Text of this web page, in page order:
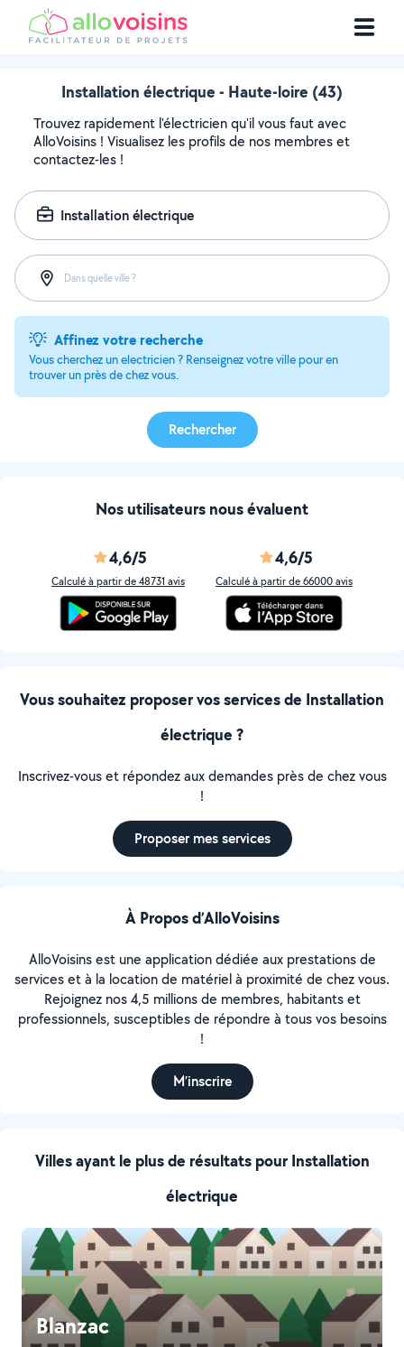
Installation électrique - Haute-loire (43)
Trouvez rapidement l'électricien qu'il vous faut avec
AlloVoisins ! Visualisez les profils de nos membres et
contactez-les !
Installation électrique
Dans quelle ville ?
Affinez votre recherche
Vous cherchez un electricien ? Renseignez votre ville pour en
trouver un près de chez vous.
Rechercher
Nos utilisateurs nous évaluent
4,6/5
Calculé à partir de 48731 avis
4,6/5
Calculé à partir de 66000 avis
Villes ayant le plus de résultats pour Installation
électrique
Blanzac
Vous souhaitez proposer vos services de Installation
électrique ?
Inscrivez-vous et répondez aux demandes près de chez vous
!
Proposer mes services
À Propos d’AlloVoisins
AlloVoisins est une application dédiée aux prestations de
services et à la location de matériel à proximité de chez vous.
Rejoignez nos 4,5 millions de membres, habitants et
professionnels, susceptibles de répondre à tous vos besoins
!
M’inscrire